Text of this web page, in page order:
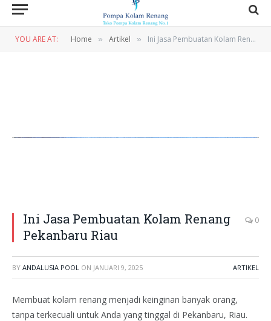
YOU ARE AT: Home » Artikel » Ini Jasa Pembuatan Kolam Renang Pekanbaru Riau
Ini Jasa Pembuatan Kolam Renang
Pekanbaru Riau
0
BY ANDALUSIA POOL ON JANUARI 9, 2025 ARTIKEL
Membuat kolam renang menjadi keinginan banyak orang,
tanpa terkecuali untuk Anda yang tinggal di Pekanbaru, Riau.